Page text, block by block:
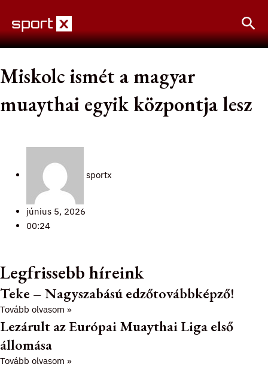
content
Miskolc ismét a magyar
muaythai egyik központja lesz
sportx
június 5, 2026
00:24
Legfrissebb híreink
Teke – Nagyszabású edzőtovábbképző!
Tovább olvasom »
Lezárult az Európai Muaythai Liga első
állomása
Tovább olvasom »